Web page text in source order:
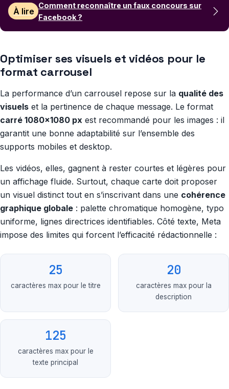
À lire
Comment reconnaître un faux concours sur
Facebook ?
Optimiser ses visuels et vidéos pour le
format carrousel
La performance d’un carrousel repose sur la qualité des
visuels et la pertinence de chaque message. Le format
carré 1080×1080 px est recommandé pour les images : il
garantit une bonne adaptabilité sur l’ensemble des
supports mobiles et desktop.
Les vidéos, elles, gagnent à rester courtes et légères pour
un affichage fluide. Surtout, chaque carte doit proposer
un visuel distinct tout en s’inscrivant dans une cohérence
graphique globale : palette chromatique homogène, typo
uniforme, lignes directrices identifiables. Côté texte, Meta
impose des limites qui forcent l’efficacité rédactionnelle :
25
caractères max pour le titre
20
caractères max pour la
description
125
caractères max pour le
texte principal